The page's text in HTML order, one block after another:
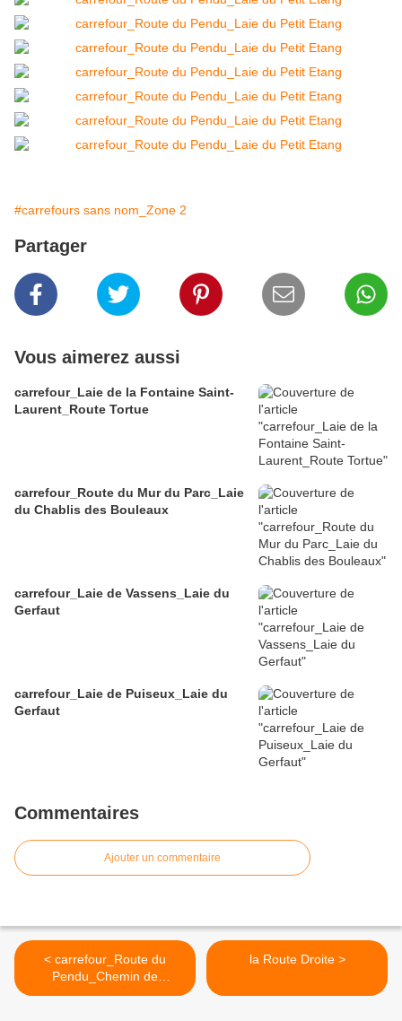
#carrefours sans nom_Zone 2
Partager
Vous aimerez aussi
carrefour_Laie de la Fontaine Saint-
Laurent_Route Tortue
carrefour_Route du Mur du Parc_Laie
du Chablis des Bouleaux
carrefour_Laie de Vassens_Laie du
Gerfaut
carrefour_Laie de Puiseux_Laie du
Gerfaut
Commentaires
Ajouter un commentaire
< carrefour_Route du
Pendu_Chemin de
Longpont
la Route Droite >